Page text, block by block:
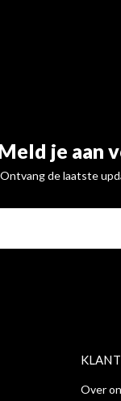
je aan
Ontvang de laatste
Over